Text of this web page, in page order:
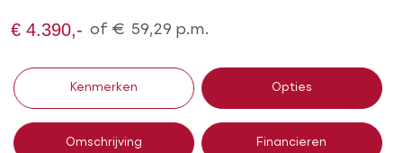
€ 4.390,- of € 59,29 p.m.
Kenmerken Opties
Omschrijving Financieren